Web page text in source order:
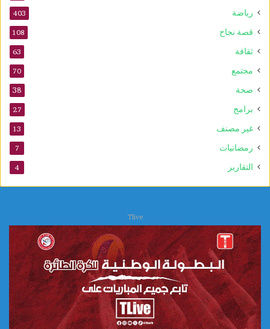
رياضة 403
قصة نجاح 108
ثقافة 63
مجتمع 70
صحة 38
برامج 27
غير مصنف 13
رمضانيات 7
التقارير 4
Tlive